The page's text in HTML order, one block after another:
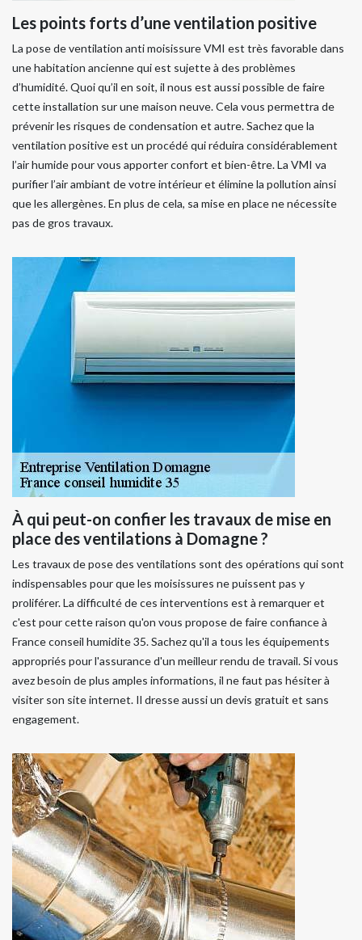
Les points forts d’une ventilation positive
La pose de ventilation anti moisissure VMI est très favorable dans
une habitation ancienne qui est sujette à des problèmes
d’humidité. Quoi qu’il en soit, il nous est aussi possible de faire
cette installation sur une maison neuve. Cela vous permettra de
prévenir les risques de condensation et autre. Sachez que la
ventilation positive est un procédé qui réduira considérablement
l’air humide pour vous apporter confort et bien-être. La VMI va
purifier l’air ambiant de votre intérieur et élimine la pollution ainsi
que les allergènes. En plus de cela, sa mise en place ne nécessite
pas de gros travaux.
À qui peut-on confier les travaux de mise en
place des ventilations à Domagne ?
Les travaux de pose des ventilations sont des opérations qui sont
indispensables pour que les moisissures ne puissent pas y
proliférer. La difficulté de ces interventions est à remarquer et
c'est pour cette raison qu'on vous propose de faire confiance à
France conseil humidite 35. Sachez qu'il a tous les équipements
appropriés pour l'assurance d'un meilleur rendu de travail. Si vous
avez besoin de plus amples informations, il ne faut pas hésiter à
visiter son site internet. Il dresse aussi un devis gratuit et sans
engagement.